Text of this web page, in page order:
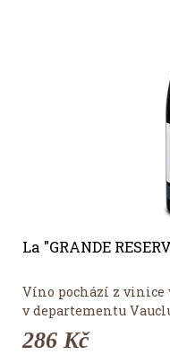
La "GRANDE
Víno pochází z vinice
v departementu
286 Kč